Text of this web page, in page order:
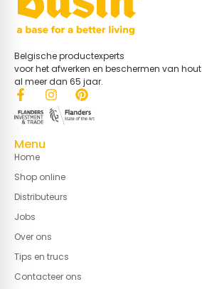
Belgische productexperts
voor het afwerken en beschermen van hout
al meer dan 65 jaar.
Menu
Home
Shop online
Distributeurs
Jobs
Over ons
Tips en trucs
Contacteer ons